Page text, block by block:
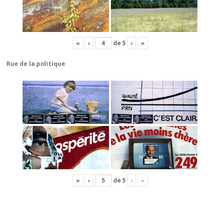
« ‹ de5 › »
Rue de la politique
« ‹ de5 › »